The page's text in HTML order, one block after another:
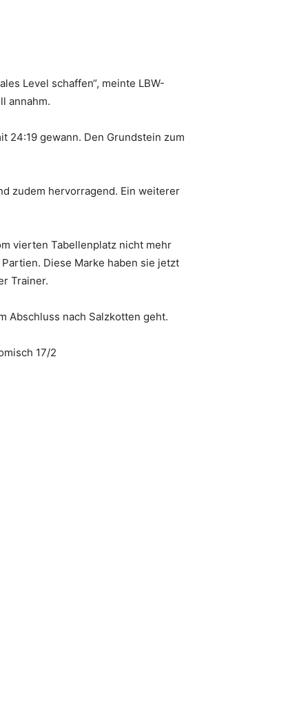
Level schaffen“, meinte LBW-
annahm.
24:19 gewann. Den Grundstein zum
zudem hervorragend. Ein weiterer
vierten Tabellenplatz nicht mehr
Diese Marke haben sie jetzt
Trainer.
Abschluss nach Salzkotten geht.
17/2